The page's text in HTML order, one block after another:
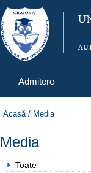
Admitere
Acasă/ Media
Media
Toate